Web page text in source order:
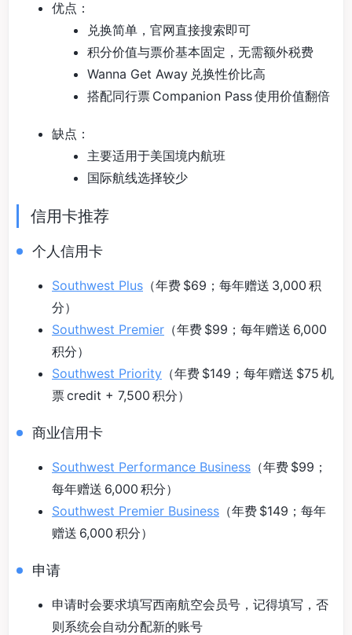
优点：
兑换简单，官网直接搜索即可
积分价值与票价基本固定，无需额外税费
Wanna Get Away 兑换性价比高
搭配同行票 Companion Pass 使用价值翻倍
缺点：
主要适用于美国境内航班
国际航线选择较少
信用卡推荐
个人信用卡
Southwest Plus （年费 $69；每年赠送 3,000 积
分）
Southwest Premier （年费 $99；每年赠送 6,000
积分）
Southwest Priority （年费 $149；每年赠送 $75 机
票 credit + 7,500 积分）
商业信用卡
Southwest Performance Business （年费 $99；
每年赠送 6,000 积分）
Southwest Premier Business （年费 $149；每年
赠送 6,000 积分）
申请
申请时会要求填写西南航空会员号，记得填写，否
则系统会自动分配新的账号